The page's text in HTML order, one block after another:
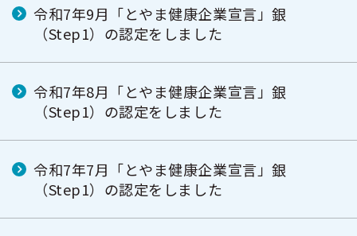
令和7年9月「とやま健康企業宣言」銀
（Step1）の認定をしました
令和7年8月「とやま健康企業宣言」銀
（Step1）の認定をしました
令和7年7月「とやま健康企業宣言」銀
（Step1）の認定をしました